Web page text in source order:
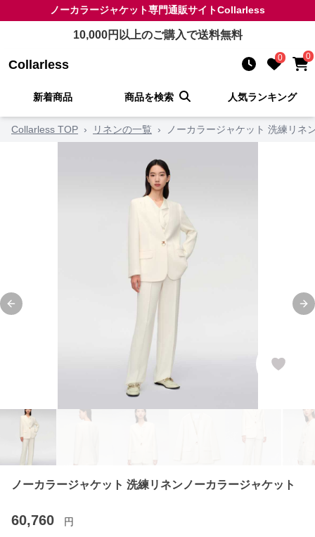
ノーカラージャケット専門通販サイトCollarless
10,000円以上のご購入で送料無料
Collarless 0 0
新着商品 商品を検索 人気ランキング
Collarless TOP › リネンの一覧 › ノーカラージャケット 洗練リネ
Previous slide
ノーカラージャケット 洗練リネンノーカラージャケット
60,760 円